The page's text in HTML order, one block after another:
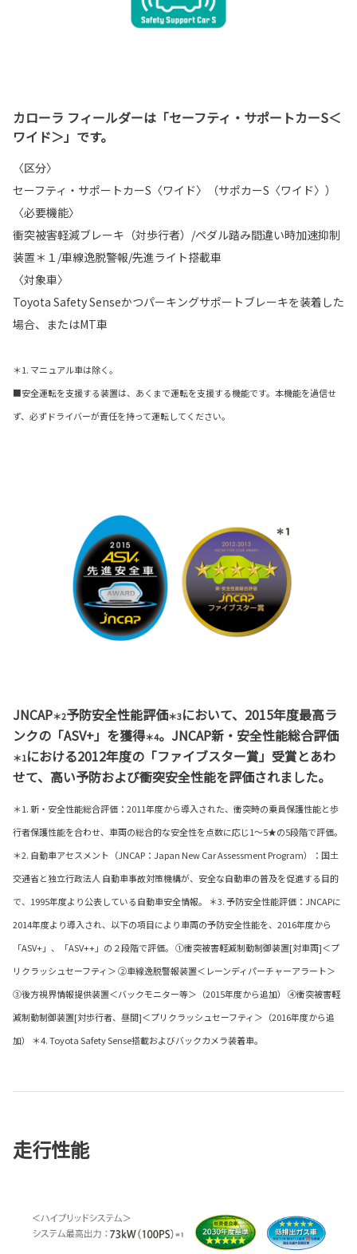
カローラ フィールダーは「セーフティ・サポートカーS＜
ワイド＞」です。
〈区分〉
セーフティ・サポートカーS〈ワイド〉（サポカーS〈ワイド〉）
〈必要機能〉
衝突被害軽減ブレーキ（対歩行者）/ペダル踏み間違い時加速抑制
装置＊１/車線逸脱警報/先進ライト搭載車
〈対象車〉
Toyota Safety Senseかつパーキングサポートブレーキを装着した
場合、またはMT車
＊1. マニュアル車は除く。
■安全運転を支援する装置は、あくまで運転を支援する機能です。本機能を過信せ
ず、必ずドライバーが責任を持って運転してください。
JNCAP＊2予防安全性能評価＊3において、2015年度最高ラ
ンクの「ASV+」を獲得＊4。JNCAP新・安全性能総合評価
＊1における2012年度の「ファイブスター賞」受賞とあわ
せて、高い予防および衝突安全性能を評価されました。
＊1. 新・安全性能総合評価：2011年度から導入された、衝突時の乗員保護性能と歩
行者保護性能を合わせ、車両の総合的な安全性を点数に応じ1～5★の5段階で評価。
＊2. 自動車アセスメント（JNCAP：Japan New Car Assessment Program）：国土
交通省と独立行政法人 自動車事故対策機構が、安全な自動車の普及を促進する目的
で、1995年度より公表している自動車安全情報。 ＊3. 予防安全性能評価：JNCAPに
2014年度より導入され、以下の項目により車両の予防安全性能を、2016年度から
「ASV+」、「ASV++」の２段階で評価。 ①衝突被害軽減制動制御装置[対車両]＜プ
リクラッシュセーフティ＞ ②車線逸脱警報装置＜レーンディパーチャーアラート＞
③後方視界情報提供装置＜バックモニター等＞（2015年度から追加） ④衝突被害軽
減制動制御装置[対歩行者、昼間]＜プリクラッシュセーフティ＞（2016年度から追
加） ＊4. Toyota Safety Sense搭載およびバックカメラ装着車。
走行性能